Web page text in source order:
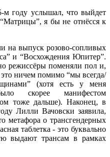
м году услышал, что выйдет
я бы не отнёсся к
на выпуск розово-сопливых
и “Восхождения Юпитер”.
режиссёры поменяли пол и,
ничем помимо “мы всегда/
(хотя есть у меня
скорее манифестом
тоже дальше). Наконец, в
Лилли Вачовски заявила,
метафора о трансгендерных
таблетка - это буквально
выдают трансам в рамках